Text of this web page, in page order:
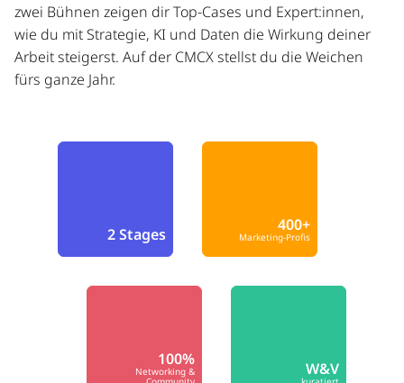
zwei Bühnen zeigen dir Top-Cases und Expert:innen,
wie du mit Strategie, KI und Daten die Wirkung deiner
Arbeit steigerst. Auf der CMCX stellst du die Weichen
fürs ganze Jahr.
2 Stages 400+
Marketing-Profis
100%
Networking & W&V